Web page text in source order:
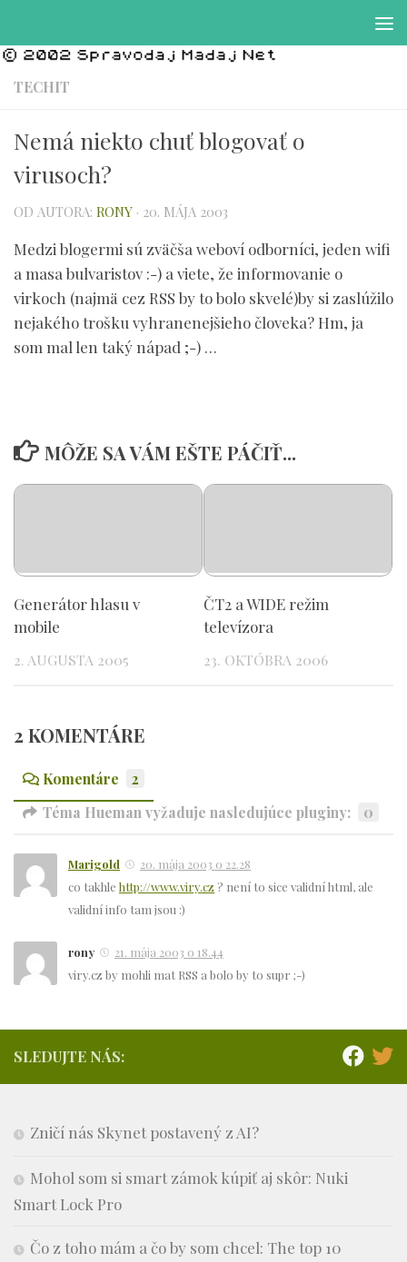
TECHIT
Nemá niekto chuť blogovať o
virusoch?
OD AUTORA: RONY · 20. MÁJA 2003
Medzi blogermi sú zväčša weboví odborníci, jeden wifi
a masa bulvaristov :-) a viete, že informovanie o
virkoch (najmä cez RSS by to bolo skvelé)by si zaslúžilo
nejakého trošku vyhranenejšieho človeka? Hm, ja
som mal len taký nápad ;-) …
MÔŽE SA VÁM EŠTE PÁČIŤ...
Generátor hlasu v
mobile
2. AUGUSTA 2005
ČT2 a WIDE režim
televízora
23. OKTÓBRA 2006
2 KOMENTÁRE
Komentáre
2
Téma Hueman vyžaduje nasledujúce pluginy:
0
Marigold
20. mája 2003 o 22.28
co takhle http://www.viry.cz ? není to sice validní html, ale
validní info tam jsou :)
rony
21. mája 2003 o 18.44
viry.cz by mohli mat RSS a bolo by to supr ;-)
SLEDUJTE NÁS:
Zničí nás Skynet postavený z AI?
Mohol som si smart zámok kúpiť aj skôr: Nuki
Smart Lock Pro
Čo z toho mám a čo by som chcel: The top 10